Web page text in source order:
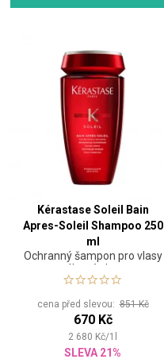
Kérastase Soleil Bain
Apres-Soleil Shampoo 250
ml
Ochranný šampon pro vlasy
namáhané sluncem
cena před slevou:851 Kč
670 Kč
2 680 Kč/1
SLEVA 21%